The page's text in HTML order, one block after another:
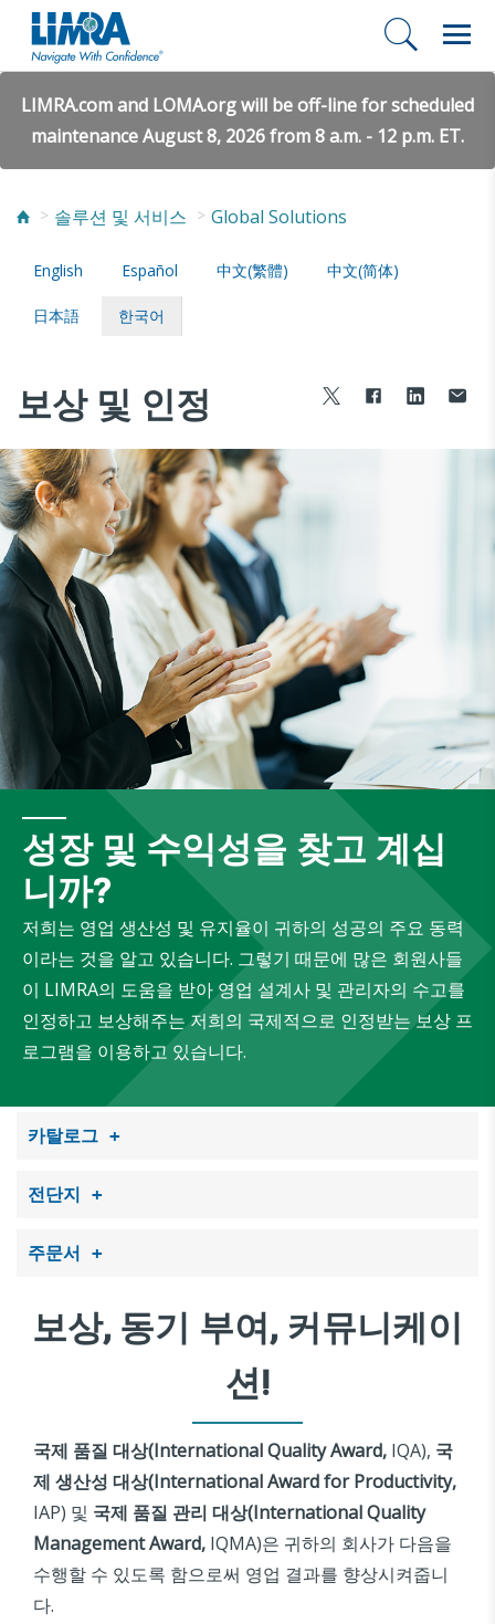
LIMRA.com and LOMA.org will be off-line for scheduled
maintenance August 8, 2026 from 8 a.m. - 12 p.m. ET.
솔루션 및 서비스 Global Solutions
English Español 中文(繁體) 中文(简体)
日本語 한국어
보상 및 인정
성장 및 수익성을 찾고 계십
니까?
저희는 영업 생산성 및 유지율이 귀하의 성공의 주요 동력
이라는 것을 알고 있습니다. 그렇기 때문에 많은 회원사들
이 LIMRA의 도움을 받아 영업 설계사 및 관리자의 수고를
인정하고 보상해주는 저희의 국제적으로 인정받는 보상 프
로그램을 이용하고 있습니다.
카탈로그
전단지
주문서
보상, 동기 부여, 커뮤니케이
션!
국제 품질 대상(International Quality Award, IQA), 국
제 생산성 대상(International Award for Productivity,
IAP) 및 국제 품질 관리 대상(International Quality
Management Award, IQMA)은 귀하의 회사가 다음을
수행할 수 있도록 함으로써 영업 결과를 향상시켜줍니
다.